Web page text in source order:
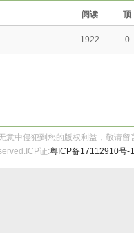
阅读 顶
1922 0
中侵犯到您的版权利益，敬请留
证:粤ICP备17112910号-1